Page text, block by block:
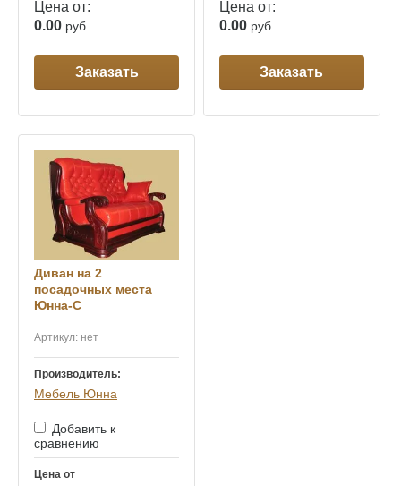
Цена от:
0.00 руб.
Заказать
Цена от:
0.00 руб.
Заказать
Диван на 2
посадочных места
Юнна-С
Артикул: нет
Производитель:
Мебель Юнна
Добавить к
сравнению
Цена от